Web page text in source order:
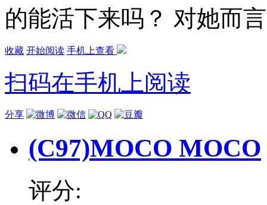
的能活下来吗？ 对她而
收藏 开始阅读 手机上查看
扫码在手机上阅读
分享
(C97)MOCO MOCO
评分: